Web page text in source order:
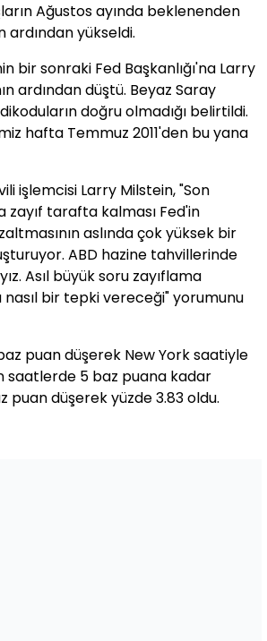
Ağustos ayında beklenenden
yükseldi.
bir sonraki Fed Başkanlığı'na Larry
ardından düştü. Beyaz Saray
doğru olmadığı belirtildi.
hafta Temmuz 2011'den bu yana
işlemcisi Larry Milstein, "Son
tarafta kalması Fed'in
aslında çok yüksek bir
ABD hazine tahvillerinde
Asıl büyük soru zayıflama
bir tepki vereceği" yorumunu
puan düşerek New York saatiyle
saatlerde 5 baz puana kadar
puan düşerek yüzde 3.83 oldu.